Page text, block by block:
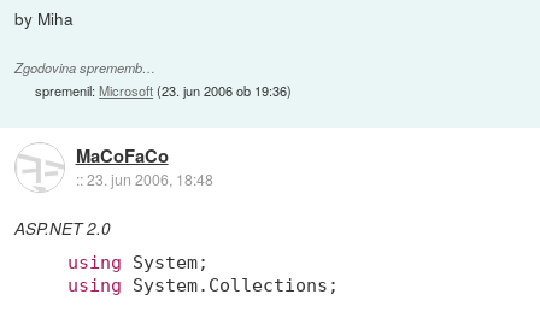
by Miha
Zgodovina sprememb…
spremenil:Microsoft(23. jun 2006 ob 19:36)
MaCoFaCo
::23. jun 2006, 18:48
ASP.NET 2.0
using
using System.Collections;